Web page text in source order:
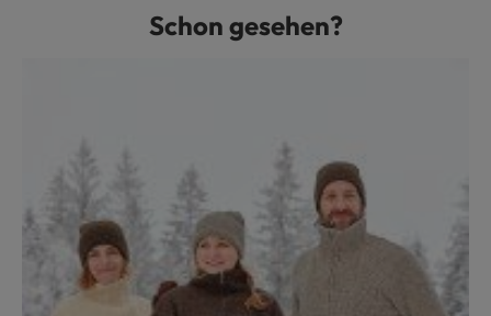
Produktgalerie überspringenSchon gesehen?